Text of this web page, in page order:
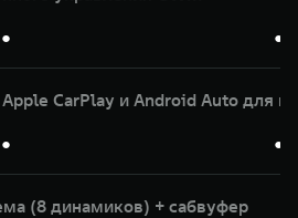
● ●
CarPlay и Android Auto для
● ●
(8 динамиков) + сабвуфер